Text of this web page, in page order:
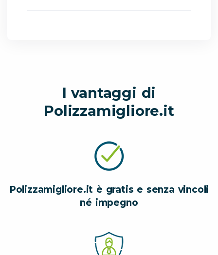
I vantaggi di
Polizzamigliore.it
Polizzamigliore.it è gratis e senza vincoli
né impegno